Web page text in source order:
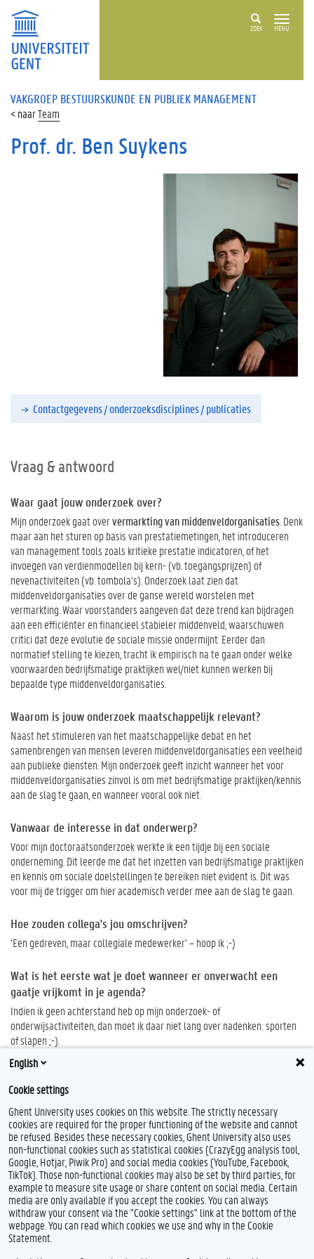
ZOEK MENU
VAKGROEP BESTUURSKUNDE EN PUBLIEK MANAGEMENT
Team
Prof. dr. Ben Suykens
Contactgegevens / onderzoeksdisciplines / publicaties
Vraag & antwoord
Waar gaat jouw onderzoek over?
Mijn onderzoek gaat oververmarkting van middenveldorganisaties . Denk
maar aan het sturen op basis van prestatiemetingen, het introduceren
van management tools zoals kritieke prestatie indicatoren, of het
invoegen van verdienmodellen bij kern- (vb. toegangsprijzen) of
nevenactiviteiten (vb. tombola’s). Onderzoek laat zien dat
middenveldorganisaties over de ganse wereld worstelen met
vermarkting. Waar voorstanders aangeven dat deze trend kan bijdragen
aan een efficiënter en financieel stabieler middenveld, waarschuwen
critici dat deze evolutie de sociale missie ondermijnt. Eerder dan
normatief stelling te kiezen, tracht ik empirisch na te gaan onder welke
voorwaarden bedrijfsmatige praktijken wel/niet kunnen werken bij
bepaalde type middenveldorganisaties.
Waarom is jouw onderzoek maatschappelijk relevant?
Naast het stimuleren van het maatschappelijke debat en het
samenbrengen van mensen leveren middenveldorganisaties een veelheid
aan publieke diensten. Mijn onderzoek geeft inzicht wanneer het voor
middenveldorganisaties zinvol is om met bedrijfsmatige praktijken/kennis
aan de slag te gaan, en wanneer vooral ook niet.
Vanwaar de interesse in dat onderwerp?
Voor mijn doctoraatsonderzoek werkte ik een tijdje bij een sociale
onderneming. Dit leerde me dat het inzetten van bedrijfsmatige praktijken
en kennis om sociale doelstellingen te bereiken niet evident is. Dit was
voor mij de trigger om hier academisch verder mee aan de slag te gaan.
Hoe zouden collega's jou omschrijven?
‘Een gedreven, maar collegiale medewerker’ – hoop ik ;-)
Wat is het eerste wat je doet wanneer er onverwacht een
gaatje vrijkomt in je agenda?
Indien ik geen achterstand heb op mijn onderzoek- of
onderwijsactiviteiten, dan moet ik daar niet lang over nadenken: sporten
of slapen ;-).
T
w
i
t
e
L
i
n
k
e
d
I
Feedback
Privacy
Disclaimer
English
Cookie settings
Ghent University uses cookies on this website. The strictly necessary
cookies are required for the proper functioning of the website and cannot
be refused. Besides these necessary cookies, Ghent University also uses
non-functional cookies such as statistical cookies (CrazyEgg analysis tool,
Google, Hotjar, Piwik Pro) and social media cookies (YouTube, Facebook,
TikTok). Those non-functional cookies may also be set by third parties, for
example to measure site usage or share content on social media. Certain
media are only available if you accept the cookies. You can always
withdraw your consent via the "Cookie settings" link at the bottom of the
webpage. You can read which cookies we use and why in the Cookie
Statement.